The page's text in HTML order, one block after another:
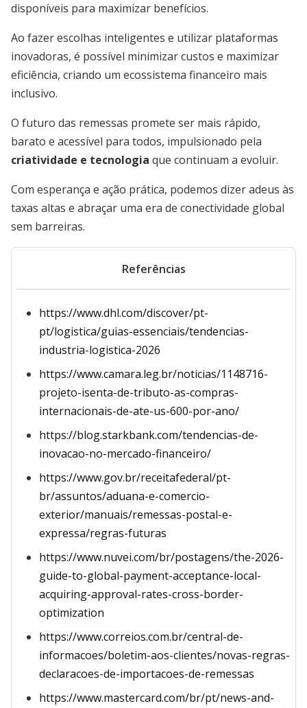
disponíveis para maximizar benefícios.
Ao fazer escolhas inteligentes e utilizar plataformas
inovadoras, é possível minimizar custos e maximizar
eficiência, criando um ecossistema financeiro mais
inclusivo.
O futuro das remessas promete ser mais rápido,
barato e acessível para todos, impulsionado pela
criatividade e tecnologia que continuam a evoluir.
Com esperança e ação prática, podemos dizer adeus às
taxas altas e abraçar uma era de conectividade global
sem barreiras.
Referências
https://www.dhl.com/discover/pt-
pt/logistica/guias-essenciais/tendencias-
industria-logistica-2026
https://www.camara.leg.br/noticias/1148716-
projeto-isenta-de-tributo-as-compras-
internacionais-de-ate-us-600-por-ano/
https://blog.starkbank.com/tendencias-de-
inovacao-no-mercado-financeiro/
https://www.gov.br/receitafederal/pt-
br/assuntos/aduana-e-comercio-
exterior/manuais/remessas-postal-e-
expressa/regras-futuras
https://www.nuvei.com/br/postagens/the-2026-
guide-to-global-payment-acceptance-local-
acquiring-approval-rates-cross-border-
optimization
https://www.correios.com.br/central-de-
informacoes/boletim-aos-clientes/novas-regras-
declaracoes-de-importacoes-de-remessas
https://www.mastercard.com/br/pt/news-and-